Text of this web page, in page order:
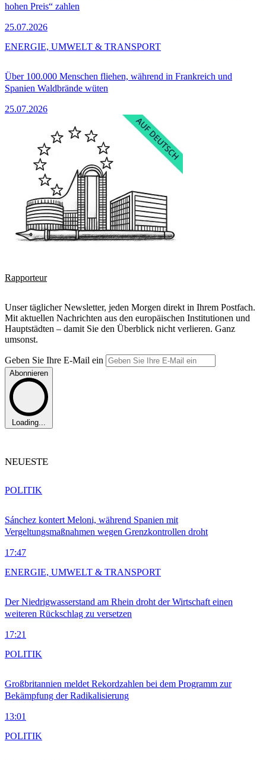
hohen Preis“ zahlen
25.07.2026
Über 100.000 Menschen fliehen, während in Frankreich und
Spanien Waldbrände wüten
25.07.2026
ENERGIE, UMWELT & TRANSPORT
Rapporteur
Unser täglicher Newsletter, jeden Morgen direkt in Ihrem Postfach.
Mit aktuellen Nachrichten aus den europäischen Institutionen und
Hauptstädten – damit Sie den Überblick nicht verlieren. Ganz
umsonst.
Geben Sie Ihre E-Mail ein
Abonnieren
Loading...
NEUESTE
Sánchez kontert Meloni, während Spanien mit
Vergeltungsmaßnahmen wegen Grenzkontrollen droht
17:47
POLITIK
Der Niedrigwasserstand am Rhein droht der Wirtschaft einen
weiteren Rückschlag zu versetzen
17:21
ENERGIE, UMWELT & TRANSPORT
Großbritannien meldet Rekordzahlen bei dem Programm zur
Bekämpfung der Radikalisierung
13:01
POLITIK
POLITIK